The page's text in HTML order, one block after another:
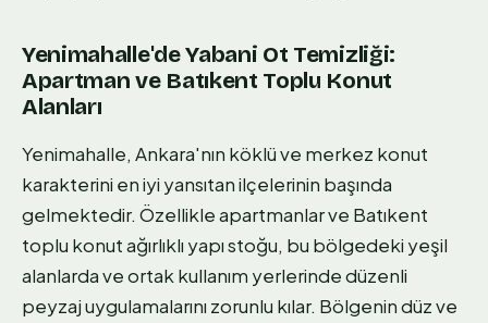
Yenimahalle'de Yabani Ot Temizliği:
Apartman ve Batıkent Toplu Konut
Alanları
Yenimahalle, Ankara'nın köklü ve merkez konut
karakterini en iyi yansıtan ilçelerinin başında
gelmektedir. Özellikle apartmanlar ve Batıkent
toplu konut ağırlıklı yapı stoğu, bu bölgedeki yeşil
alanlarda ve ortak kullanım yerlerinde düzenli
peyzaj uygulamalarını zorunlu kılar. Bölgenin düz ve